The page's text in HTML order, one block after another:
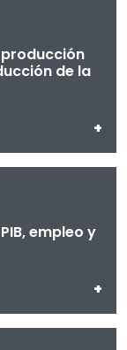
producción
de la
+
empleo y
+